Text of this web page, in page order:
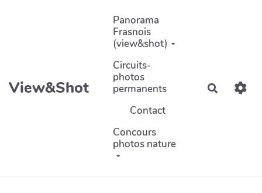
Aller au contenu principal
View&Shot
Panorama
Frasnois
(view&shot)
Circuits-
photos
permanents
Contact
Concours
photos nature